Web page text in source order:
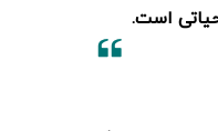
است.